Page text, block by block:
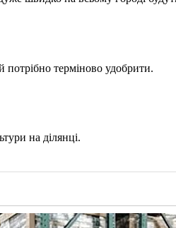
потрібно терміново удобрити.
на ділянці.